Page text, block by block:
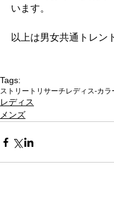
います。
以上は男女共通トレン
Tags:
ストリートリサーチレディス-カラ
レディス
メンズ